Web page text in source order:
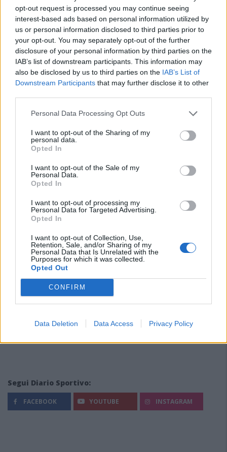
opt-out request is processed you may continue seeing
interest-based ads based on personal information utilized by
us or personal information disclosed to third parties prior to
your opt-out. You may separately opt-out of the further
disclosure of your personal information by third parties on the
IAB’s list of downstream participants. This information may
also be disclosed by us to third parties on the IAB’s List of
Downstream Participants that may further disclose it to other
Personal Data Processing Opt Outs
I want to opt-out of the Sharing of my
personal data.
Opted In
I want to opt-out of the Sale of my
Personal Data.
Opted In
I want to opt-out of processing my
Personal Data for Targeted Advertising.
Opted In
I want to opt-out of Collection, Use,
Retention, Sale, and/or Sharing of my
Personal Data that Is Unrelated with the
Purposes for which it was collected.
Opted Out
CONFIRM
Data Deletion Data Access Privacy Policy
Il CR sardo esclude anche l'Olbia: l'Usinese è
in Eccellenza, il Fonni sale in Promozione
Coppa Italia: gli accoppiamenti dei 16esimi di
finale con i derby a Cagliari, Sassari e
Macomer
Colpo dell'Uta con Pisano e arriva anche
Angiargia e Nenna
5 Ago 2026
Scanu, al Macomer arriva Bonfigli
Segui Diario Sportivo:
FACEBOOK YOUTUBE INSTAGRAM